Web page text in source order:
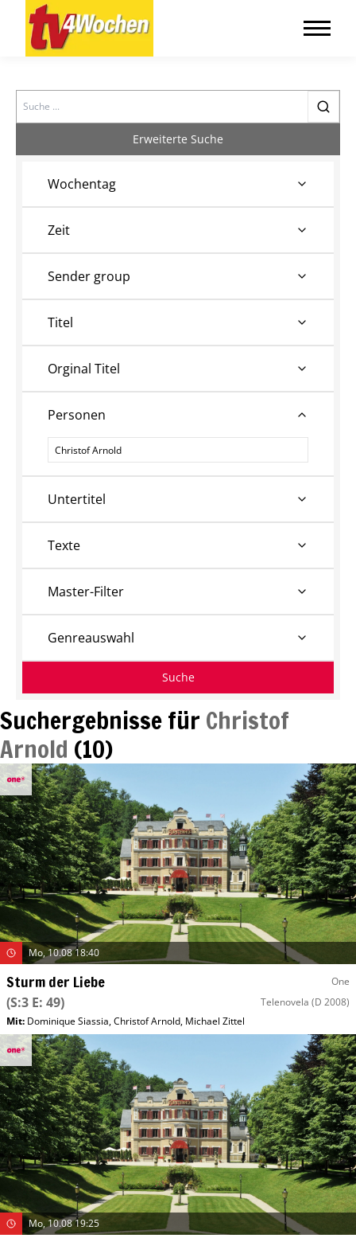
Search
Suchergebnisse für Christof
Arnold (10)
Mo, 10.08 18:40
Sturm der Liebe One
(S:3 E: 49) Telenovela (D 2008)
Mit: Dominique Siassia,Christof Arnold, Michael Zittel
Mo, 10.08 19:25
Erweiterte Suche
Wochentag
Zeit
Sender group
Titel
Orginal Titel
Personen
Personen
Untertitel
Texte
Master-Filter
Genreauswahl
Suche